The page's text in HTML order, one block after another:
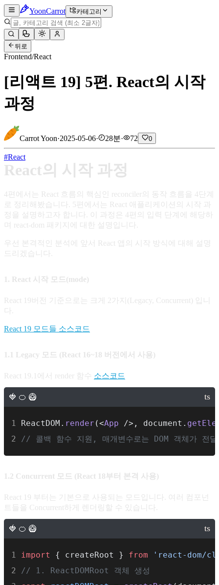
YoonCarrot 카테고리
뒤로
Frontend/React
[리액트 19] 5편. React의 시작
과정
Carrot Yoon·2025-05-06· 28분· 72 0
#React
React의 시작 과정
4편에서는 React 흐름의 핵심인 reconciler의 동작 흐름을 4단계
로 정리해봤습니다. 5편에서는 React 애플리케이션의 시작 과
정을 설명하고자 합니다. 이 과정은 4편의 입력 단계에 해당하
며 react-dom 패키지에 대한 설명입니다.
우선 본격적인 분석에 앞서 React 앱의 시작 방식에 대해 설명
드리겠습니다.
1. React 시작 모드(mode)
React 19버전 기준으로는 크게 2가지(Legacy, Concurrent) 입니
다.
React 19 모드들 소스코드
1.1 Legacy 모드 (React 16~18 버전에서 사용)
React 19.1에서 render 함수 소스코드
ReactDOM. render (<App />, document.
// 콜백 함수 지원, 매개변수로는 DOM 객체가 전달
1.2 Concurrent 모드 (React 18부터 본격 사용)
React 19 부터는 기본으로 사용되는 모드입니다. 여러 컴포넌
트들을 Concurrent하게 렌더링할 수 있습니다.
import { createRoot } from
'react-dom/
// 1. ReactDOMRoot 객체 생성